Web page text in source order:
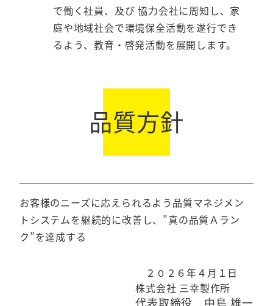
で働く社員、及び 協力会社に周知し、家
庭や地域社会で環境保全活動を遂行でき
るよう、教育・啓発活動を展開します。
品質方針
お客様のニーズに応えられるよう品質マネジメン
トシステムを継続的に改善し、”真の品質Ａラン
ク”を達成する
２０２６年４月１日
株式会社 三幸製作所
代表取締役 中島 雄一